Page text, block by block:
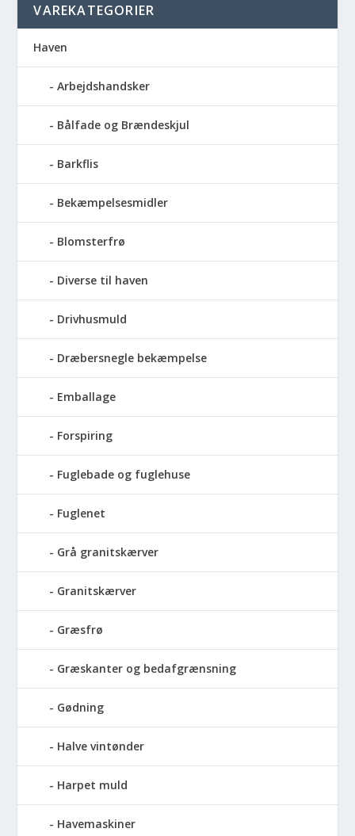
VAREKATEGORIER
Haven
Arbejdshandsker
Bålfade og Brændeskjul
Barkflis
Bekæmpelsesmidler
Blomsterfrø
Diverse til haven
Drivhusmuld
Dræbersnegle bekæmpelse
Emballage
Forspiring
Fuglebade og fuglehuse
Fuglenet
Grå granitskærver
Granitskærver
Græsfrø
Græskanter og bedafgrænsning
Gødning
Halve vintønder
Harpet muld
Havemaskiner